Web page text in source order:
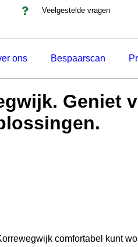
Veelgestelde vragen
ons Bespaarscan
Geniet
comfortabel kunt